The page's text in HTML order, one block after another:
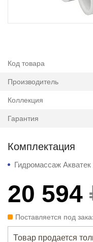
Код товара
Производитель
Коллекция
Гарантия
Комплектация
Гидромассаж
20 594
Поставляется под
Товар продается